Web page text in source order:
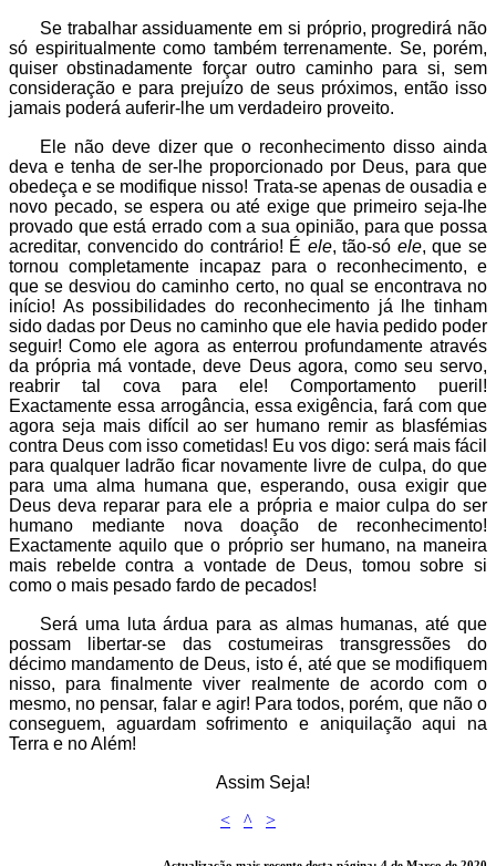
Se trabalhar assiduamente em si próprio, progredirá não
só espiritualmente como também terrenamente. Se, porém,
quiser obstinadamente forçar outro caminho para si, sem
consideração e para prejuízo de seus próximos, então isso
jamais poderá auferir-lhe um verdadeiro proveito.
Ele não deve dizer que o reconhecimento disso ainda
deva e tenha de ser-lhe proporcionado por Deus, para que
obedeça e se modifique nisso! Trata-se apenas de ousadia e
novo pecado, se espera ou até exige que primeiro seja-lhe
provado que está errado com a sua opinião, para que possa
acreditar, convencido do contrário! É ele, tão-só ele, que se
tornou completamente incapaz para o reconhecimento, e
que se desviou do caminho certo, no qual se encontrava no
início! As possibilidades do reconhecimento já lhe tinham
sido dadas por Deus no caminho que ele havia pedido poder
seguir! Como ele agora as enterrou profundamente através
da própria má vontade, deve Deus agora, como seu servo,
reabrir tal cova para ele! Comportamento pueril!
Exactamente essa arrogância, essa exigência, fará com que
agora seja mais difícil ao ser humano remir as blasfémias
contra Deus com isso cometidas! Eu vos digo: será mais fácil
para qualquer ladrão ficar novamente livre de culpa, do que
para uma alma humana que, esperando, ousa exigir que
Deus deva reparar para ele a própria e maior culpa do ser
humano mediante nova doação de reconhecimento!
Exactamente aquilo que o próprio ser humano, na maneira
mais rebelde contra a vontade de Deus, tomou sobre si
como o mais pesado fardo de pecados!
Será uma luta árdua para as almas humanas, até que
possam libertar-se das costumeiras transgressões do
décimo mandamento de Deus, isto é, até que se modifiquem
nisso, para finalmente viver realmente de acordo com o
mesmo, no pensar, falar e agir! Para todos, porém, que não o
conseguem, aguardam sofrimento e aniquilação aqui na
Terra e no Além!
Assim Seja!
<
^ >